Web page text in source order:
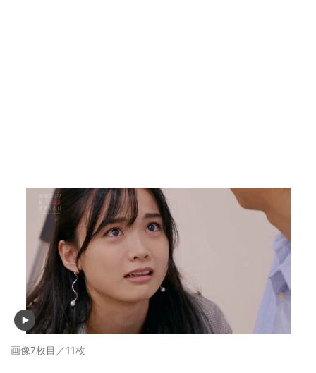
画像7枚目／11枚